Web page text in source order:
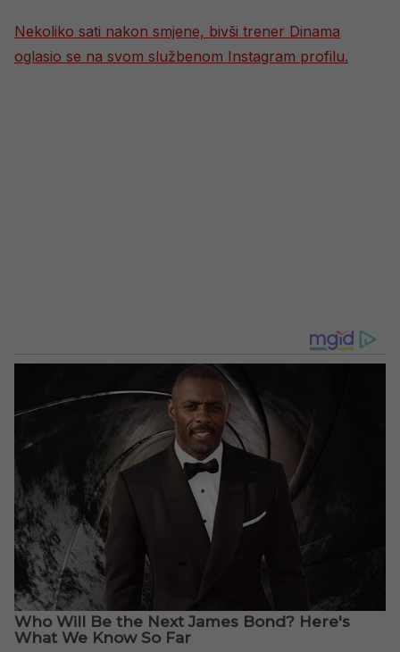
Nekoliko sati nakon smjene, bivši trener Dinama
oglasio se na svom službenom Instagram profilu.